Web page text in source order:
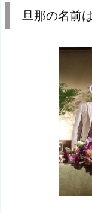
旦那の名前